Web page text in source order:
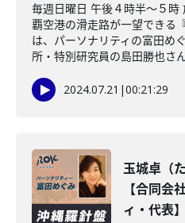
毎週日曜日 午後４時半～５時
覇空港の滑走路が一望できる
は、パーソナリティの富田め
所・特別研究員の島田勝也さ
2024.07.21 |00:21:29
玉城卓（
【合同会
ィ・代表】